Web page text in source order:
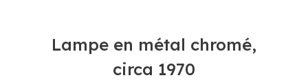
Lampe en métal chromé,
circa 1970